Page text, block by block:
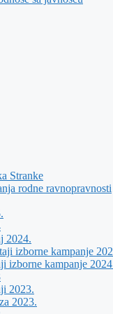
Stranke
rodne ravnopravnosti
2024.
izborne kampanje
izborne kampanje
2023.
2023.